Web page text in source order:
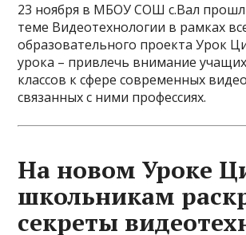
23 ноября в МБОУ СОШ с.Вал
теме Видеотехнологии в рамках
образовательного проекта Урок
урока – привлечь внимание
классов к сфере современных
связанных с ними профессиях.
На новом Уроке
школьникам
секреты